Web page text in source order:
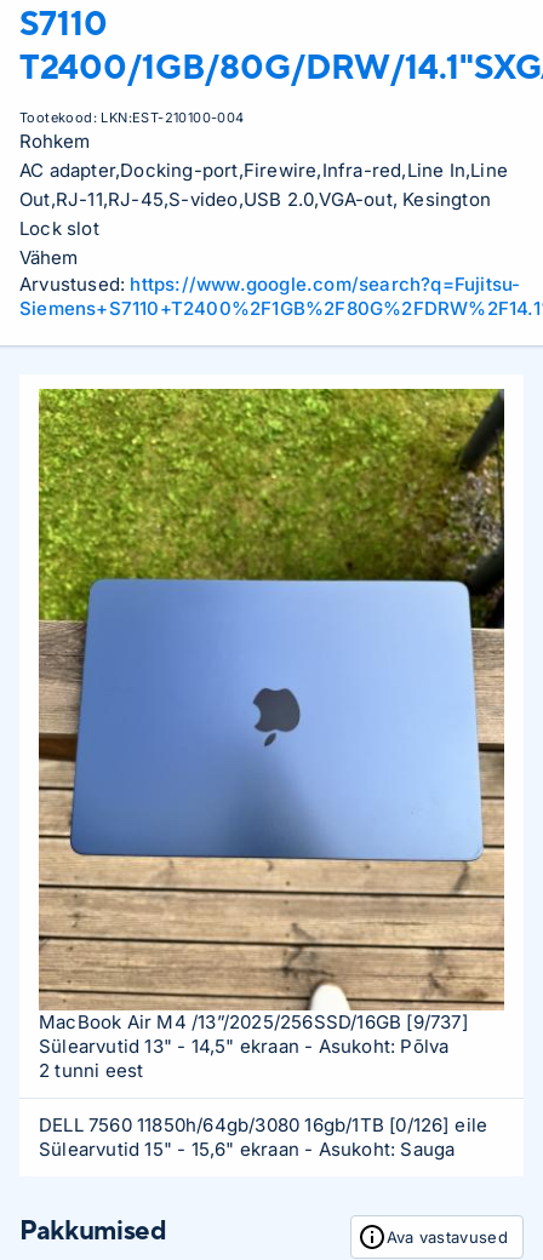
S7110
T2400/1GB/80G/DRW/
Tootekood: LKN:EST-210100-004
Rohkem
AC adapter,Docking-port,Firewire,Infra-red,Line In,Line
Out,RJ-11,RJ-45,S-video,USB 2.0,VGA-out, Kesington
Lock slot
Vähem
Arvustused: https://www.google.com/search?q=Fujitsu-
MacBook Air M4 /13”/2025/256SSD/16GB [9/737]
Sülearvutid 13" - 14,5" ekraan - Asukoht: Põlva
2 tunni eest
DELL 7560 11850h/64gb/3080 16gb/1TB [0/126]
Sülearvutid 15" - 15,6" ekraan - Asukoht: Sauga
eile
Pakkumised Ava vastavused